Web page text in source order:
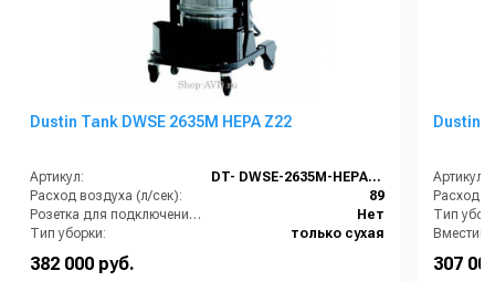
Dustin Tank DWSE 2635M HEPA Z22
Артикул:
DT- DWSE-2635M-HEPA-Z22
Расход воздуха (л/сек):
89
Розетка для подключения инструмента:
Нет
Тип уборки:
только сухая
Выдвижной контейнер:
382 000 руб.
Dustin
Артикул:
Расход
Тип
307